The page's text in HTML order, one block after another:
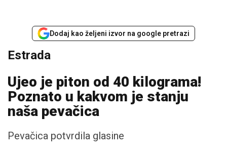
Dodaj kao željeni izvor na google pretrazi
Estrada
Ujeo je piton od 40 kilograma!
Poznato u kakvom je stanju
naša pevačica
Pevačica potvrdila glasine